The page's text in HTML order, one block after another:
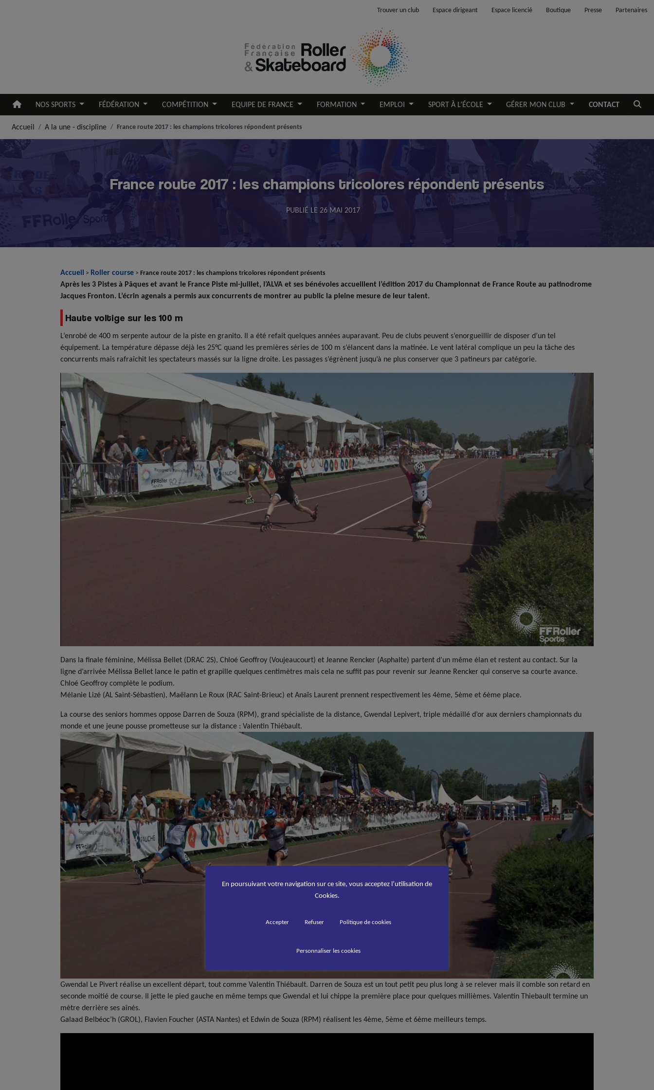
Trouver un club Espace dirigeant Espace licencié Boutique Presse Partenaires
NOS SPORTS FÉDÉRATION COMPÉTITION EQUIPE DE FRANCE FORMATION EMPLOI SPORT À L’ÉCOLE GÉRER MON CLUB CONTACT
Accueil A la une - discipline France route 2017 : les champions tricolores répondent présents
France route 2017 : les champions tricolores répondent présents
PUBLIÉ LE 26 MAI 2017
Accueil > Roller course >France route 2017 : les champions tricolores répondent présents
Après les 3 Pistes à Pâques et avant le France Piste mi-juillet, l’ALVA et ses bénévoles accueillent l’édition 2017 du Championnat de France Route au patinodrome
Jacques Fronton. L’écrin agenais a permis aux concurrents de montrer au public la pleine mesure de leur talent.
Haute voltige sur les 100 m
L’enrobé de 400 m serpente autour de la piste en granito. Il a été refait quelques années auparavant. Peu de clubs peuvent s’enorgueillir de disposer d’un tel
équipement. La température dépasse déjà les 25°C quand les premières séries de 100 m s’élancent dans la matinée. Le vent latéral complique un peu la tâche des
concurrents mais rafraîchit les spectateurs massés sur la ligne droite. Les passages s’égrènent jusqu’à ne plus conserver que 3 patineurs par catégorie.
Dans la finale féminine, Mélissa Bellet (DRAC 2S), Chloé Geoffroy (Voujeaucourt) et Jeanne Rencker (Asphalte) partent d’un même élan et restent au contact. Sur la
ligne d’arrivée Mélissa Bellet lance le patin et grapille quelques centimètres mais cela ne suffit pas pour revenir sur Jeanne Rencker qui conserve sa courte avance.
Chloé Geoffroy complète le podium.
Mélanie Lizé (AL Saint-Sébastien), Maëlann Le Roux (RAC Saint-Brieuc) et Anaïs Laurent prennent respectivement les 4ème, 5ème et 6ème place.
La course des seniors hommes oppose Darren de Souza (RPM), grand spécialiste de la distance, Gwendal Lepivert, triple médaillé d’or aux derniers championnats du
monde et une jeune pousse prometteuse sur la distance : Valentin Thiébault.
Gwendal Le Pivert réalise un excellent départ, tout comme Valentin Thiébault. Darren de Souza est un tout petit peu plus long à se relever mais il comble son retard en
seconde moitié de course. Il jette le pied gauche en même temps que Gwendal et lui chippe la première place pour quelques millièmes. Valentin Thiebault termine un
mètre derrière ses aînés.
Galaad Belbéoc’h (GROL), Flavien Foucher (ASTA Nantes) et Edwin de Souza (RPM) réalisent les 4ème, 5ème et 6ème meilleurs temps.
En poursuivant votre navigation sur ce site, vous acceptez l’utilisation de
Cookies.
Accepter Refuser Politique de cookies
Personnaliser les cookies